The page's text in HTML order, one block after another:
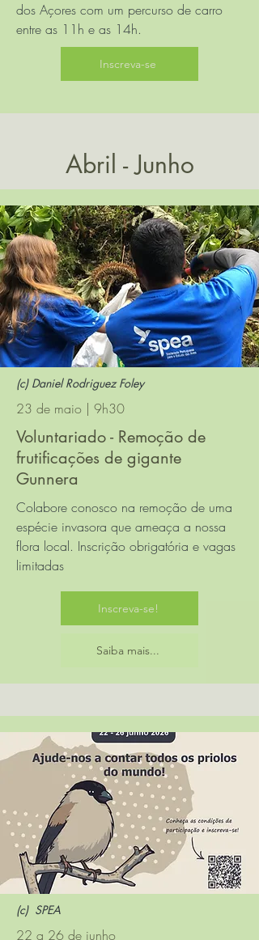
dos Açores com um percurso de carro
entre as 11h e as 14h.
Inscreva-se
Abril - Junho
(c) Daniel Rodriguez Foley
23 de maio | 9h30
Voluntariado - Remoção de
frutificações de gigante
Gunnera
Colabore conosco na remoção de uma
espécie invasora que ameaça a nossa
flora local. Inscrição obrigatória e vagas
limitadas
Inscreva-se!
Saiba mais...
(c) SPEA
22 a 26 de junho